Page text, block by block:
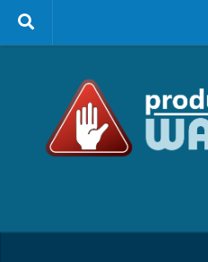
Zum Inhalt springen